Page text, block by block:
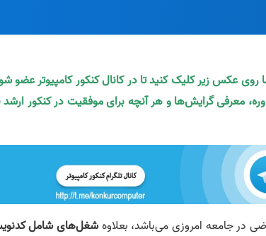
روی عکس زیر کلیک کنید تا در کانال کنکور کامپیوتر عضو
معرفی گرایش‌ها و هر آنچه برای موفقیت در کنکور ارشد
در جامعه امروزی می‌باشد، بعلاوهشغل‌های شامل